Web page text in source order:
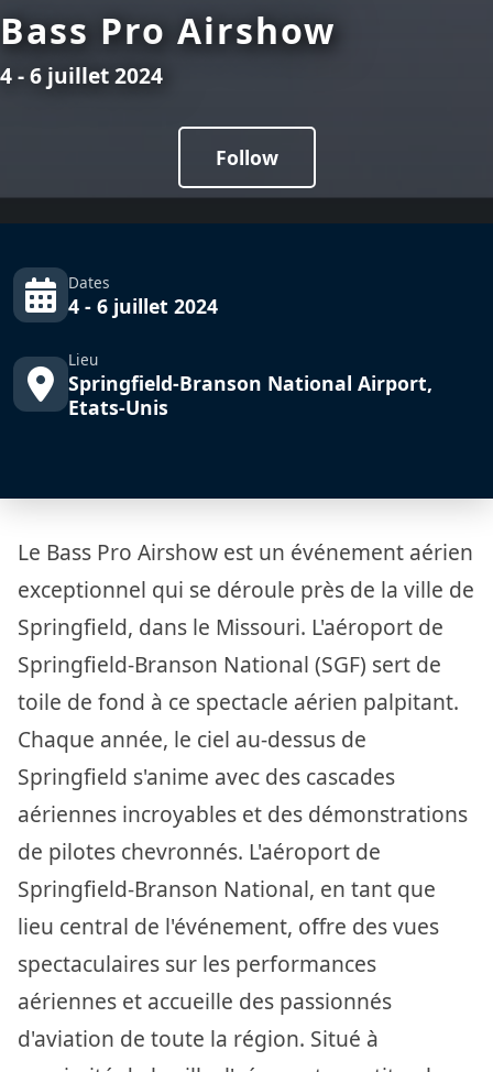
Bass Pro Airshow
4 - 6 juillet 2024
Follow
Dates
4 - 6 juillet 2024
Lieu
Springfield-Branson National Airport,
Etats-Unis
Le Bass Pro Airshow est un événement aérien
exceptionnel qui se déroule près de la ville de
Springfield, dans le Missouri. L'aéroport de
Springfield-Branson National (SGF) sert de
toile de fond à ce spectacle aérien palpitant.
Chaque année, le ciel au-dessus de
Springfield s'anime avec des cascades
aériennes incroyables et des démonstrations
de pilotes chevronnés. L'aéroport de
Springfield-Branson National, en tant que
lieu central de l'événement, offre des vues
spectaculaires sur les performances
aériennes et accueille des passionnés
d'aviation de toute la région. Situé à